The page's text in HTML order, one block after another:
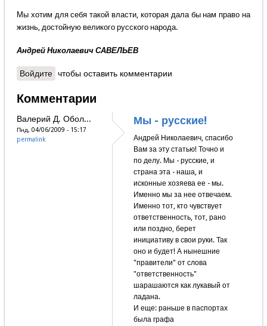
Мы хотим для себя такой власти, которая дала бы нам право на
жизнь, достойную великого русского народа.
Андрей Николаевич САВЕЛЬЕВ
Войдите чтобы оставить комментарии
Комментарии
Валерий Д. Обол...
Пнд, 04/06/2009 - 15:17
permalink
Мы - русские!
Андрей Николаевич, спасибо
Вам за эту статью! Точно и
по делу. Мы - русские, и
страна эта - наша, и
исконные хозяева ее - мы.
Именно мы за нее отвечаем.
Именно тот, кто чувствует
ответственность, тот, рано
или поздно, берет
инициативу в свои руки. Так
оно и будет! А нынешние
"правители" от слова
"ответственность"
шарашаются как лукавый от
ладана.
И еще: раньше в паспортах
была графа